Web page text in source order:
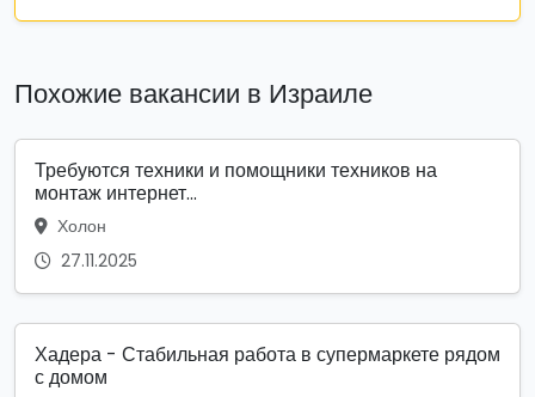
Похожие вакансии в Израиле
Требуются техники и помощники техников на
монтаж интернет...
Холон
27.11.2025
Хадера - Стабильная работа в супермаркете рядом
с домом